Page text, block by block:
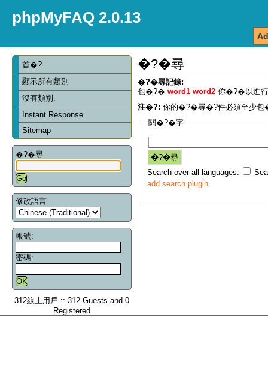
phpMyFAQ 2.0.13
首�?
顯示所有類別
沒有類別.
Instant Response
Sitemap
�?�尋
修改語言
帳號:
密碼:
312線上用戶 :: 312 Guests and 0
Registered
�?�尋
�?�尋記錄:
包�?� word1 word2 你�?�以進
注�?: 你的�?�尋�?件必須至少
關�?�字
Search over all languages:
add search plugin